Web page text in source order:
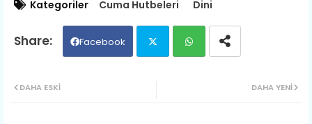
Kategoriler Cuma Hutbeleri Dini
Facebook
DAHA YENI
DAHA ESKI